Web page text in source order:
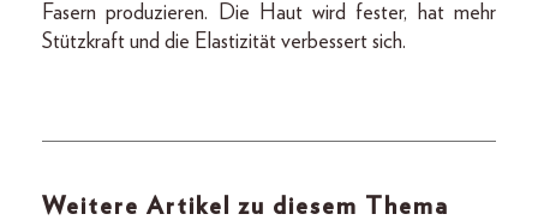
Fasern produzieren. Die Haut wird fester, hat mehr
Stützkraft und die Elastizität verbessert sich.
Weitere Artikel zu diesem Thema